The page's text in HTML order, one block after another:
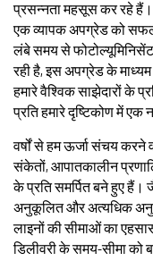
प्रसन्नता महसूस कर रहे
एक व्यापक अपग्रेड को
लंबे समय से
रही है, इस अपग्रेड के
हमारे वैश्विक साझेदारों के
प्रति हमारे दृष्टिकोण में एक
वर्षों से हम ऊर्जा संचय करने
संकेतों, आपातकालीन
के प्रति समर्पित बने हुए
अनुकूलित और अत्यधिक
लाइनों की सीमाओं का
डिलीवरी के समय-सीमा को